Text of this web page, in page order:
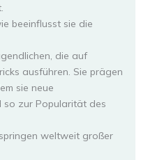
beeinflusst sie die
die auf
ausführen. Sie prägen
sie neue
so zur Popularität des
weltweit großer